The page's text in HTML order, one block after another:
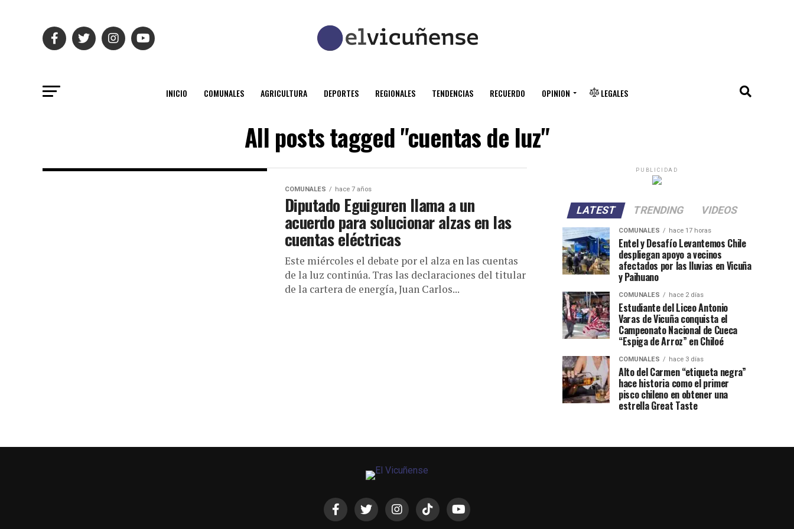
INICIO COMUNALES AGRICULTURA DEPORTES REGIONALES TENDENCIAS RECUERDO OPINION LEGALES
All posts tagged "cuentas de luz"
COMUNALES hace 7 años
Diputado Eguiguren llama a un
acuerdo para solucionar alzas en las
cuentas eléctricas
Este miércoles el debate por el alza en las cuentas
de la luz continúa. Tras las declaraciones del titular
de la cartera de energía, Juan Carlos...
PUBLICIDAD
LATEST TRENDING VIDEOS
COMUNALES hace 17 horas
Entel y Desafío Levantemos Chile
despliegan apoyo a vecinos
afectados por las lluvias en Vicuña
y Paihuano
COMUNALES hace 2 días
Estudiante del Liceo Antonio
Varas de Vicuña conquista el
Campeonato Nacional de Cueca
“Espiga de Arroz” en Chiloé
COMUNALES hace 3 días
Alto del Carmen “etiqueta negra”
hace historia como el primer
pisco chileno en obtener una
estrella Great Taste